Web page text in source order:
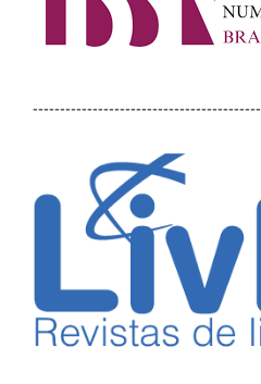
------------------------------------------